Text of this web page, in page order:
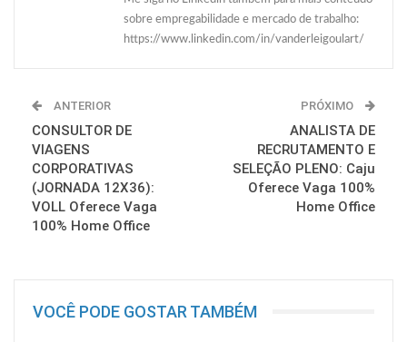
sobre empregabilidade e mercado de trabalho:
https://www.linkedin.com/in/vanderleigoulart/
ANTERIOR
CONSULTOR DE
VIAGENS
CORPORATIVAS
(JORNADA 12X36):
VOLL Oferece Vaga
100% Home Office
PRÓXIMO
ANALISTA DE
RECRUTAMENTO E
SELEÇÃO PLENO: Caju
Oferece Vaga 100%
Home Office
VOCÊ PODE GOSTAR TAMBÉM